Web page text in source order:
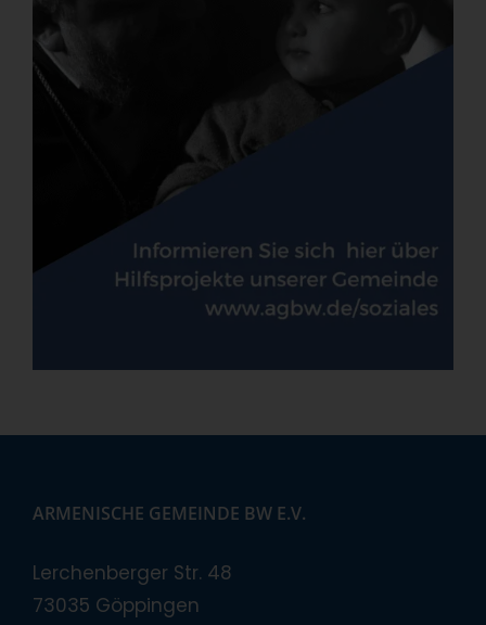
ARMENISCHE GEMEINDE BW E.V.
Lerchenberger Str. 48
73035 Göppingen